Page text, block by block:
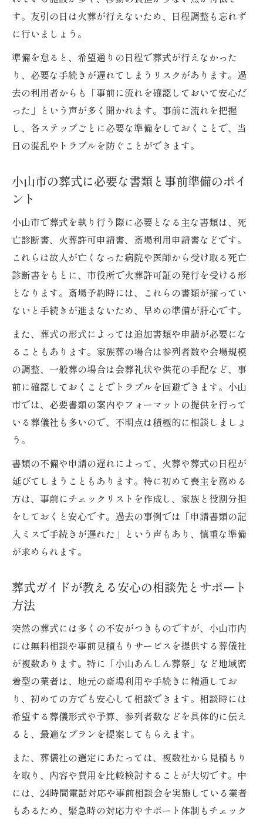
小山市で葬式を行う前に知るべき注意事項
直前でも間に合う葬式ガイドの活用方法
葬式費用やプラン選びの重要なチェック項
目
地域に合った葬式手順で失敗を防ぐコツ
家族葬や一日葬にも役立つ小山市の知識
小山市で選べる家族葬や一日葬の特徴と流
れ
葬式の形式ごとに必要な準備とポイント
一日葬の進め方と葬式ガイドの活用方法
心を込めた葬式を実現する事前準備の知恵
葬式を心を込めて行うための準備の進め方
小山市で葬式の事前相談を活用するメリッ
ト
大切な人のための葬式ガイドと準備の工夫
希望に合わせた葬式内容を決めるための知
識
地域の葬式習慣を理解したうえでの準備方
法
初めてでも安心の葬式手続き徹底サポート
ト
小山市で必要な葬式関係の手続き一覧と流
れ
失敗しない葬式手続きのポイントと注意事
項
手続きに迷ったときの葬式ガイドの使い方
ック
す。友引の日は火葬が行えないため、日程調整も忘れず
に行いましょう。
準備を怠ると、希望通りの日程で葬式が行えなかった
り、必要な手続きが遅れてしまうリスクがあります。過
去の利用者からも「事前に流れを確認しておいて安心だ
った」という声が多く聞かれます。事前に流れを把握
し、各ステップごとに必要な準備をしておくことで、当
日の混乱やトラブルを防ぐことができます。
小山市の葬式に必要な書類と事前準備のポイ
ント
小山市で葬式を執り行う際に必要となる主な書類は、死
亡診断書、火葬許可申請書、斎場利用申請書などです。
これらは故人が亡くなった病院や医師から受け取る死亡
診断書をもとに、市役所で火葬許可証の発行を受ける形
となります。斎場予約時には、これらの書類が揃ってい
ないと手続きが進まないため、早めの準備が肝心です。
また、葬式の形式によっては追加書類や申請が必要にな
ることもあります。家族葬の場合は参列者数や会場規模
の調整、一般葬の場合は会葬礼状や供花の手配など、事
前に確認しておくことでトラブルを回避できます。小山
市では、必要書類の案内やフォーマットの提供を行って
いる葬儀社も多いので、不明点は積極的に相談しましょ
う。
書類の不備や申請の遅れによって、火葬や葬式の日程が
延びてしまうこともあります。特に初めて喪主を務める
方は、事前にチェックリストを作成し、家族と役割分担
をしておくと安心です。過去の事例では「申請書類の記
入ミスで手続きが遅れた」という声もあり、慎重な準備
が求められます。
葬式ガイドが教える安心の相談先とサポート
方法
突然の葬式には多くの不安がつきものですが、小山市内
には無料相談や事前見積もりサービスを提供する葬儀社
が複数あります。特に「小山あんしん葬祭」など地域密
着型の業者は、地元の斎場利用や手続きに精通してお
り、初めての方でも安心して相談できます。相談時には
希望する葬儀形式や予算、参列者数などを具体的に伝え
ると、最適なプランを提案してもらえます。
また、葬儀社の選定にあたっては、複数社から見積もり
を取り、内容や費用を比較検討することが大切です。中
には、24時間電話対応や事前相談会を実施している業者
もあるため、緊急時の対応力やサポート体制もチェック